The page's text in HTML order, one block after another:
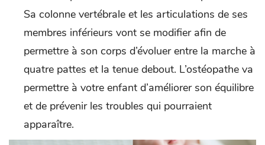
Sa colonne vertébrale et les articulations de ses
membres inférieurs vont se modifier afin de
permettre à son corps d’évoluer entre la marche à
quatre pattes et la tenue debout. L’ostéopathe va
permettre à votre enfant d’améliorer son équilibre
et de prévenir les troubles qui pourraient
apparaître.